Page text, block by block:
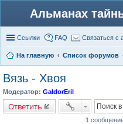
Альманах
Ссылки FAQ Связаться с
На главную Список форумов
Вязь - Хвоя
Модератор: GaldorEril
Ответить
1